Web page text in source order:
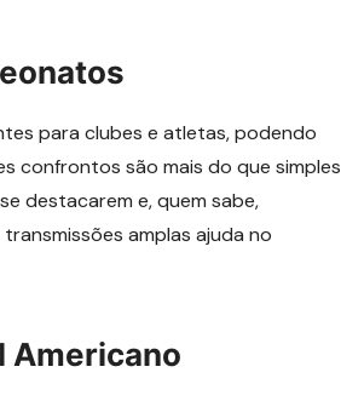
para clubes e atletas, podendo
confrontos são mais do que simples
destacarem e, quem sabe,
amplas ajuda no
Americano